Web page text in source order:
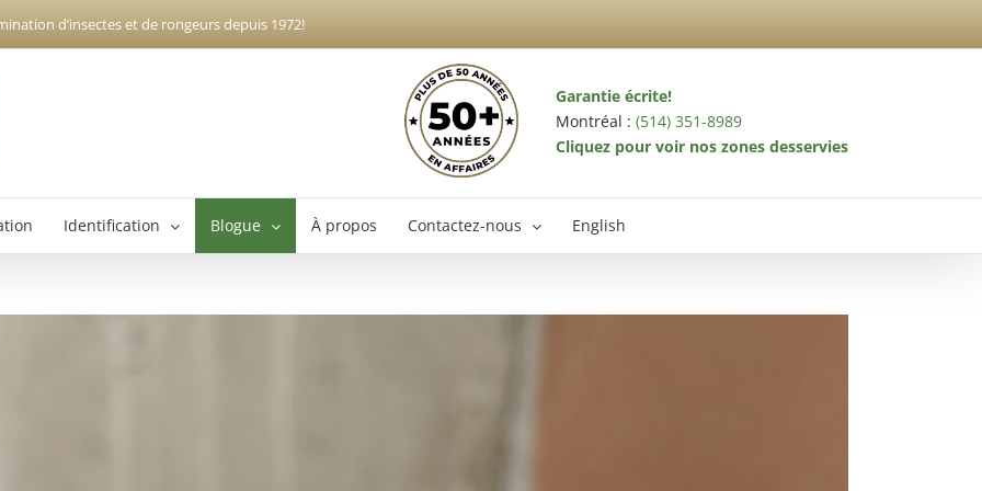
d’insectes et de rongeurs depuis 1972!
Garantie écrite!
Montréal : (514) 351-8989
Cliquez pour voir nos zones desservies
Identification Blogue À propos Contactez-nous
Exterminateur Boucherville
Exterminateur Laval
English